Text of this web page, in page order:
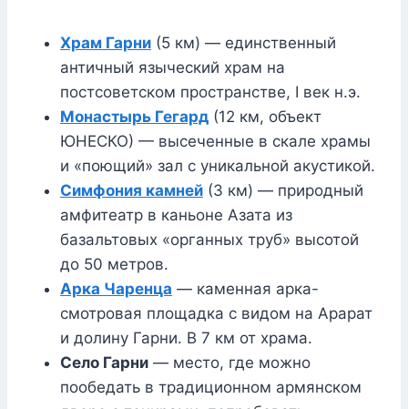
Храм Гарни (5 км) — единственный
античный языческий храм на
постсоветском пространстве, I век н.э.
Монастырь Гегард (12 км, объект
ЮНЕСКО) — высеченные в скале храмы
и «поющий» зал с уникальной акустикой.
Симфония камней (3 км) — природный
амфитеатр в каньоне Азата из
базальтовых «органных труб» высотой
до 50 метров.
Арка Чаренца — каменная арка-
смотровая площадка с видом на Арарат
и долину Гарни. В 7 км от храма.
Село Гарни — место, где можно
пообедать в традиционном армянском